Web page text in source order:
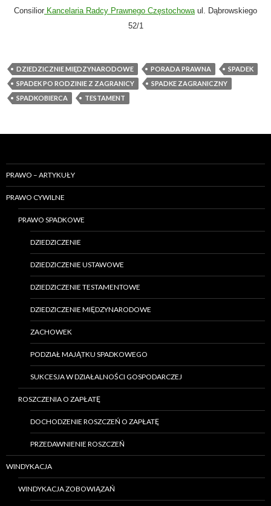
Consilior Kancelaria Radcy Prawnego Częstochowaul. Dąbrowskiego
52/1
DZIEDZICZNIE MIĘDZYNARODOWE PORADA PRAWNA
SPADEK
SPADEK PO RODZINIE Z ZAGRANICY
SPADKE ZAGRANICZNY
SPADKOBIERCA
TESTAMENT
PRAWO – ARTYKUŁY
PRAWO CYWILNE
PRAWO SPADKOWE
DZIEDZICZENIE
DZIEDZICZENIE USTAWOWE
DZIEDZICZENIE TESTAMENTOWE
DZIEDZICZENIE MIĘDZYNARODOWE
ZACHOWEK
PODZIAŁ MAJĄTKU SPADKOWEGO
SUKCESJA W DZIAŁALNOŚCI GOSPODARCZEJ
ROSZCZENIA O ZAPŁATĘ
DOCHODZENIE ROSZCZEŃ O ZAPŁATĘ
PRZEDAWNIENIE ROSZCZEŃ
WINDYKACJA
WINDYKACJA ZOBOWIĄZAŃ